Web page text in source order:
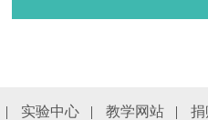
| 实验中心 | 教学网站 | 捐